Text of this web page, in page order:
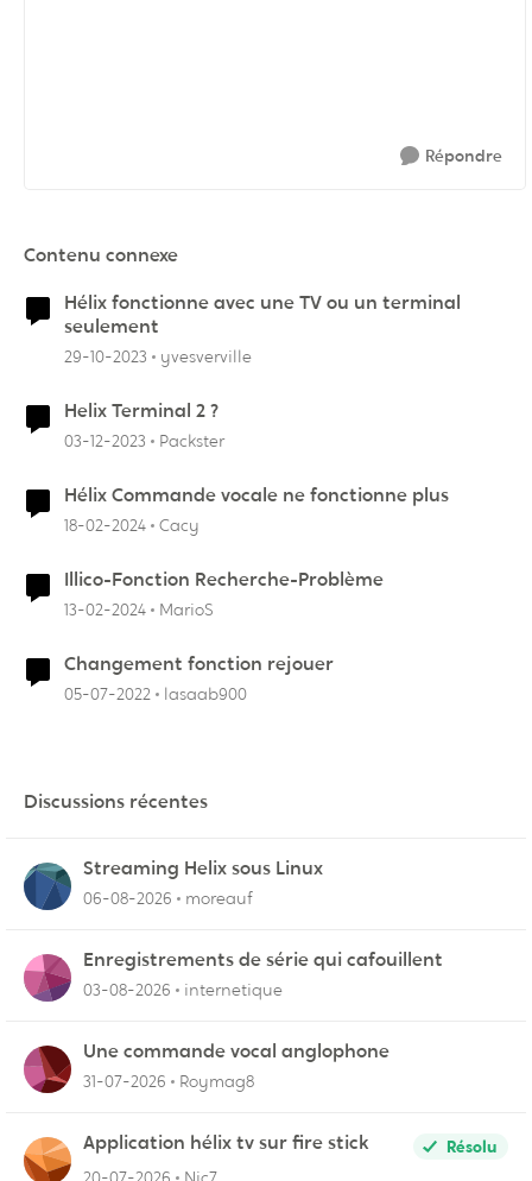
Répondre
Contenu connexe
Hélix fonctionne avec une TV ou un terminal
seulement
29-10-2023 yvesverville
Helix Terminal 2 ?
03-12-2023 Packster
Hélix Commande vocale ne fonctionne plus
18-02-2024 Cacy
Illico-Fonction Recherche-Problème
13-02-2024 MarioS
Changement fonction rejouer
05-07-2022 lasaab900
Discussions récentes
Streaming Helix sous Linux
06-08-2026 moreauf
Enregistrements de série qui cafouillent
03-08-2026 internetique
Une commande vocal anglophone
31-07-2026 Roymag8
Application hélix tv sur fire stick
Résolu